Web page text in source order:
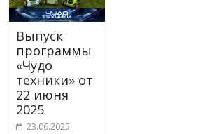
Выпуск
программы
«Чудо
техники» от
22 июня
2025
23.06.2025